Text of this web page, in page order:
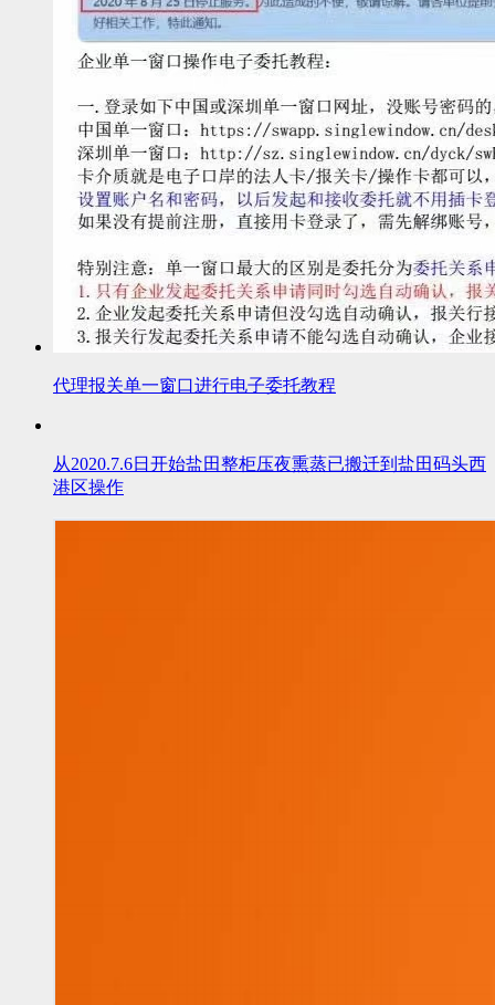
代理报关单一窗口进行电子委托教程
从2020.7.6日开始盐田整柜压夜熏蒸已搬迁到盐田码头西
港区操作